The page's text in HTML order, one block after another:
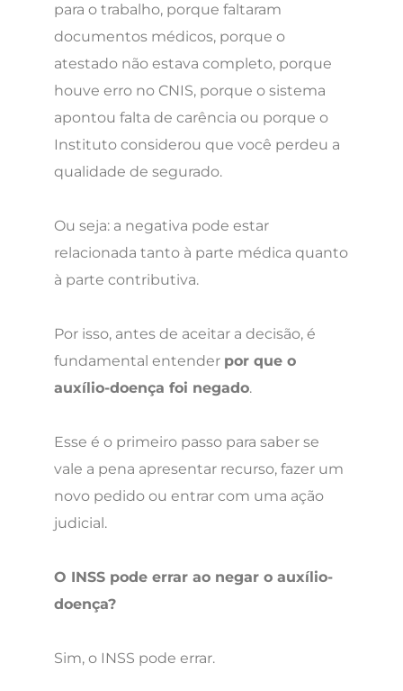
para o trabalho, porque faltaram
documentos médicos, porque o
atestado não estava completo, porque
houve erro no CNIS, porque o sistema
apontou falta de carência ou porque o
Instituto considerou que você perdeu a
qualidade de segurado.
Ou seja: a negativa pode estar
relacionada tanto à parte médica quanto
à parte contributiva.
Por isso, antes de aceitar a decisão, é
fundamental entender por que o
auxílio-doença foi negado.
Esse é o primeiro passo para saber se
vale a pena apresentar recurso, fazer um
novo pedido ou entrar com uma ação
judicial.
O INSS pode errar ao negar o auxílio-
doença?
Sim, o INSS pode errar.